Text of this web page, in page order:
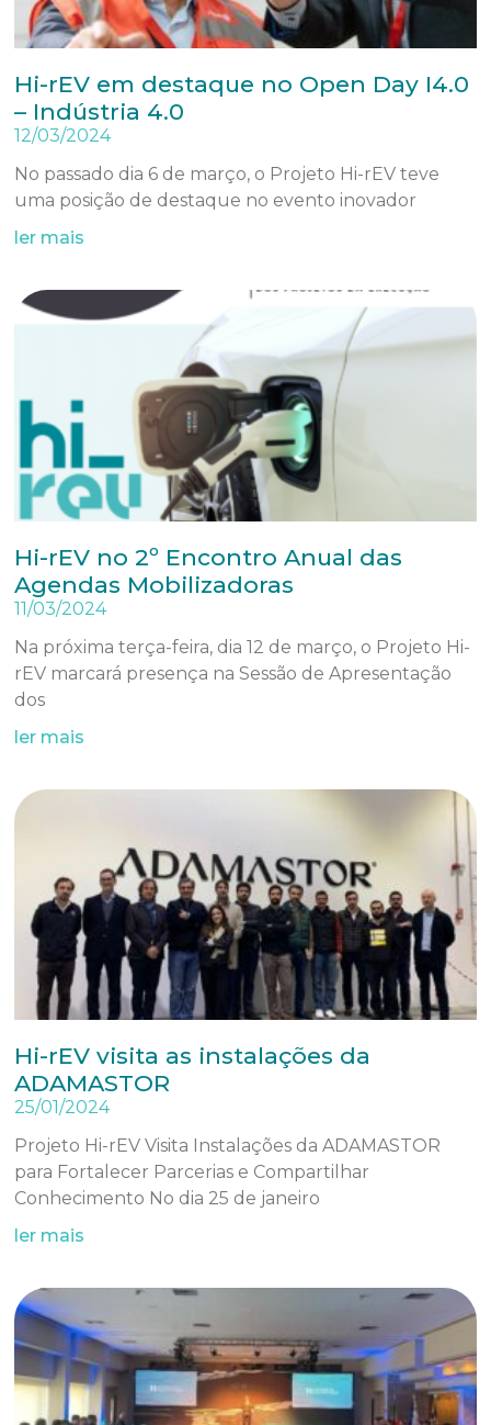
Hi-rEV em destaque no Open Day I4.0
– Indústria 4.0
12/03/2024
No passado dia 6 de março, o Projeto Hi-rEV teve
uma posição de destaque no evento inovador
ler mais
Hi-rEV no 2º Encontro Anual das
Agendas Mobilizadoras
11/03/2024
Na próxima terça-feira, dia 12 de março, o Projeto Hi-
rEV marcará presença na Sessão de Apresentação
dos
ler mais
Hi-rEV visita as instalações da
ADAMASTOR
25/01/2024
Projeto Hi-rEV Visita Instalações da ADAMASTOR
para Fortalecer Parcerias e Compartilhar
Conhecimento No dia 25 de janeiro
ler mais